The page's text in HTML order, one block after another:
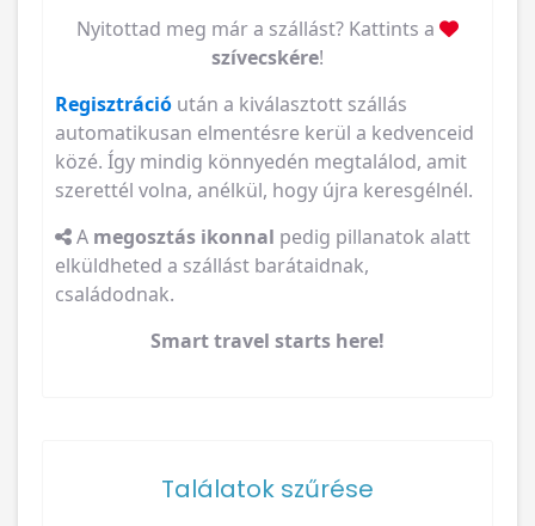
Nyitottad meg már a szállást? Kattints a
szívecskére!
Regisztráció után a kiválasztott szállás
automatikusan elmentésre kerül a kedvenceid
közé. Így mindig könnyedén megtalálod, amit
szerettél volna, anélkül, hogy újra keresgélnél.
A megosztás ikonnal pedig pillanatok alatt
elküldheted a szállást barátaidnak,
családodnak.
Smart travel starts here!
Találatok szűrése